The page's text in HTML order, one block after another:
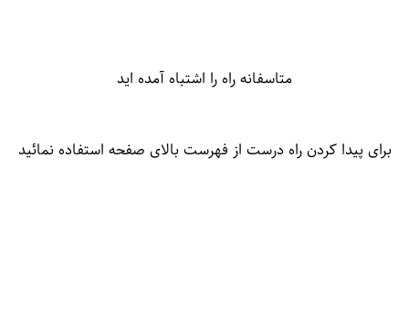
متاسفانه راه را اشتباه آمده اید
برای پیدا کردن راه درست از فهرست بالای صفحه استفاده نمائید